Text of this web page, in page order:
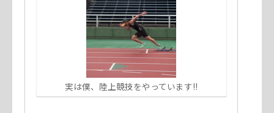
実は僕、陸上競技をやっています!!